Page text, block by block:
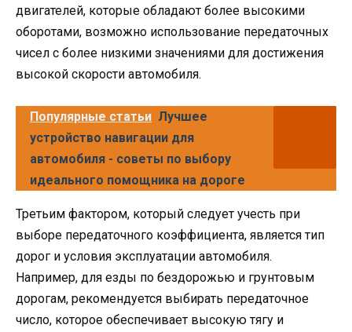
двигателей, которые обладают более высокими
оборотами, возможно использование передаточных
чисел с более низкими значениями для достижения
высокой скорости автомобиля.
Популярные статьи Лучшее
устройство навигации для
автомобиля - советы по выбору
идеального помощника на дороге
Третьим фактором, который следует учесть при
выборе передаточного коэффициента, является тип
дорог и условия эксплуатации автомобиля.
Например, для езды по бездорожью и грунтовым
дорогам, рекомендуется выбирать передаточное
число, которое обеспечивает высокую тягу и